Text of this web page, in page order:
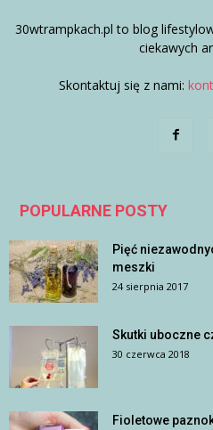
30wtrampkach.pl to blog
ciekawych
Skontaktuj się z nami:
POPULARNE POSTY
Pięć
meszki
24 sierpnia 2017
Skutki uboczne
30 czerwca 2018
Fioletowe